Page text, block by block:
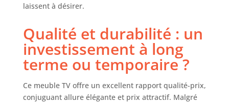
laissent à désirer.
Qualité et durabilité : un
investissement à long
terme ou temporaire ?
Ce meuble TV offre un excellent rapport qualité-prix,
conjuguant allure élégante et prix attractif. Malgré